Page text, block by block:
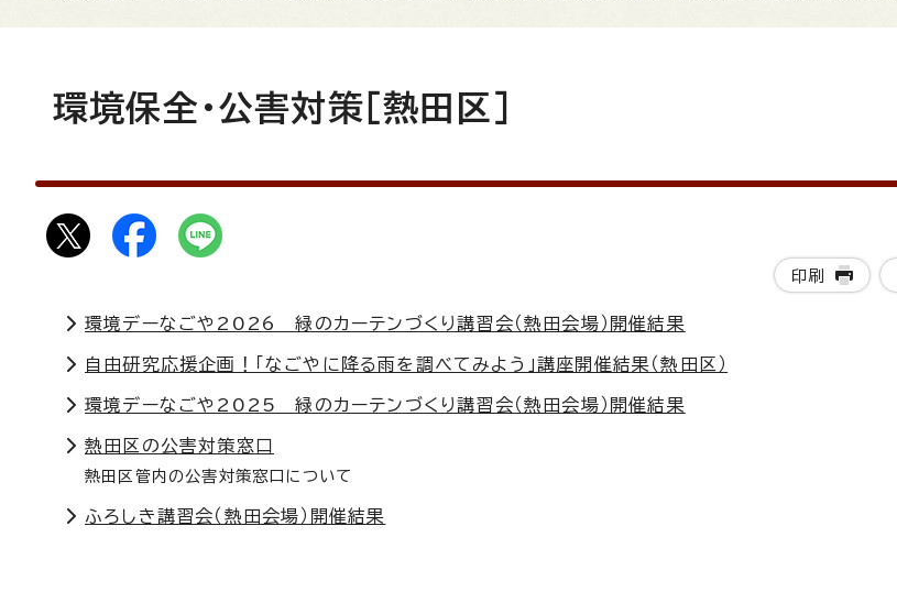
環境保全・公害対策［熱田区］
印刷
環境デーなごや2026 緑のカーテンづくり講習会（熱田会場）開催結果
自由研究応援企画！「なごやに降る雨を調べてみよう」講座開催結果（熱田区）
環境デーなごや2025 緑のカーテンづくり講習会（熱田会場）開催結果
熱田区の公害対策窓口
熱田区管内の公害対策窓口について
ふろしき講習会（熱田会場）開催結果